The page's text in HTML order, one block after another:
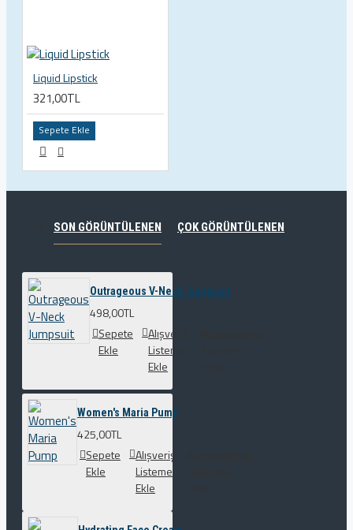
Liquid Lipstick
321,00TL
Sepete Ekle
SON GÖRÜNTÜLENEN ÇOK GÖRÜNTÜLENEN
Outrageous V-Neck Jumpsuit
498,00TL
Sepete
Ekle
Alışveriş
Listeme
Ekle
Women's Maria Pump
425,00TL
Sepete
Ekle
Alışveriş
Listeme
Ekle